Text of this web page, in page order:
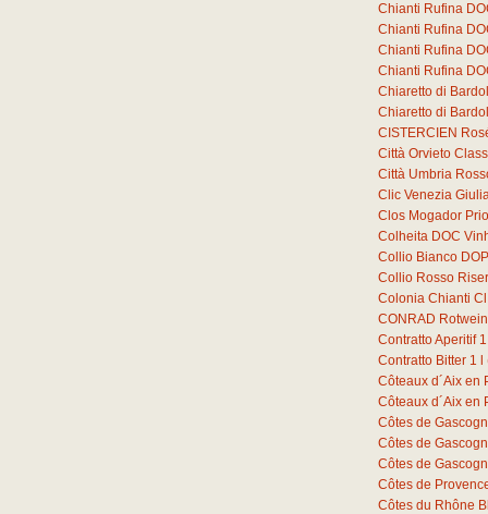
Chianti Rufina
Chianti Rufina
Chianti Rufina
Chianti Rufina
Chiaretto di
Chiaretto di
CISTERCIEN
Città Orvieto
Città Umbria
Clic Venezia
Clos Mogador
Colheita DOC
Collio Bianco
Collio Rosso
Colonia Chianti
CONRAD
Contratto Aperitif 1
Contratto Bitter 1
Côteaux d´Aix en
Côteaux d´Aix en
Côtes de
Côtes de
Côtes de
Côtes de
Côtes du Rhône